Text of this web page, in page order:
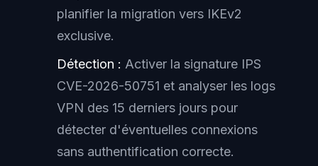
planifier la migration vers IKEv2
exclusive.
Détection : Activer la signature IPS
CVE-2026-50751 et analyser les logs
VPN des 15 derniers jours pour
détecter d'éventuelles connexions
sans authentification correcte.